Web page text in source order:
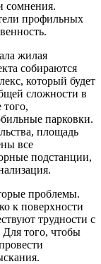
сомнения.
профильных
жилая
собираются
который будет
сложности в
того,
парковки.
площадь
все
подстанции,
проблемы.
к поверхности
трудности с
того, чтобы